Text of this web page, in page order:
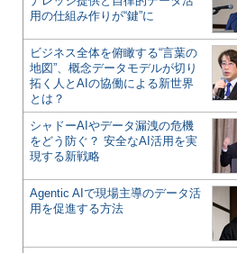
用の仕組み作りが“鍵”に
ビジネス全体を俯瞰する“言葉の
地図”、概念データモデルが切り
拓く人とAIの協働による新世界
とは？
シャドーAIやデータ漏洩の危機
をどう防ぐ？ 安全なAI活用を実
現する新戦略
Agentic AIで現場主導のデータ活
用を促進する方法